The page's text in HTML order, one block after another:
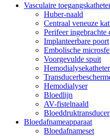
Vasculaire
Huber-naald
Centraal veneuze
Perifeer ingebrachte
Implanteerbare poort
Embolische
Voorgevulde spuit
Hemodialysekatheter
Hemodialyser
Bloedlijn
AV-fistelnaald
Bloeddruktransducer
Bloedafnameapparaat
Bloedafnameset